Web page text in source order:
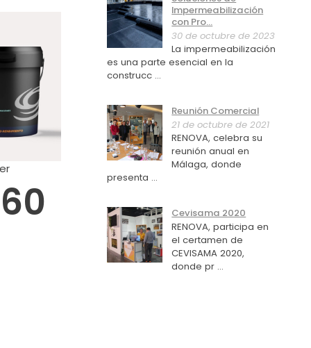
Impermeabilización
con Pro...
30 de octubre de 2023
La impermeabilización
es una parte esencial en la
construcc ...
Reunión Comercial
21 de octubre de 2021
RENOVA, celebra su
reunión anual en
Málaga, donde
presenta ...
Cevisama 2020
RENOVA, participa en
el certamen de
CEVISAMA 2020,
donde pr ...